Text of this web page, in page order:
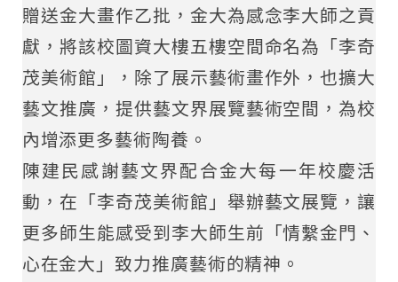
贈送金大畫作乙批，金大為感念李大師之貢
獻，將該校圖資大樓五樓空間命名為「李奇
茂美術館」，除了展示藝術畫作外，也擴大
藝文推廣，提供藝文界展覽藝術空間，為校
內增添更多藝術陶養。
陳建民感謝藝文界配合金大每一年校慶活
動，在「李奇茂美術館」舉辦藝文展覽，讓
更多師生能感受到李大師生前「情繫金門、
心在金大」致力推廣藝術的精神。